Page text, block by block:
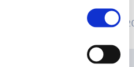
12 juni